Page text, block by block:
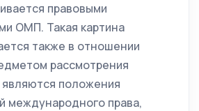
правовыми
ОМП. Такая картина
также в отношении
рассмотрения
являются положения
международного права,